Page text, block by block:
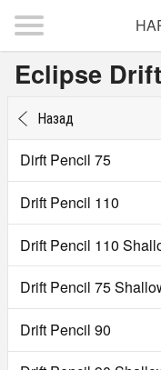
Eclipse
Назад
Dirft Pencil 75
Drift Pencil 110
Drift Pencil 110
Drift Pencil 75
Drift Pencil 90